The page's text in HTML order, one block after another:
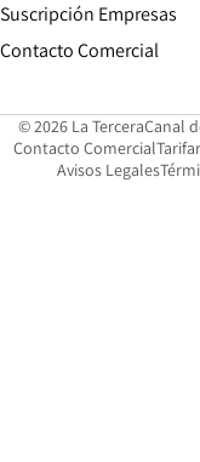
Suscripción Empresas
Contacto Comercial
© 2026 La TerceraCanal
Contacto Comercial
Avisos Legales